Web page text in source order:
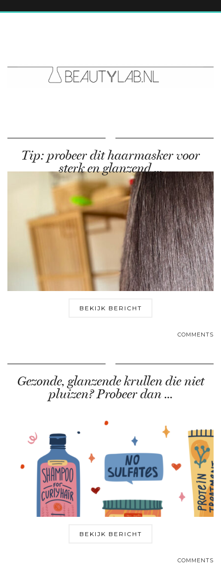
Tip: probeer dit haarmasker voor
sterk en glanzend …
BEKIJK BERICHT
COMMENTS
Gezonde, glanzende krullen die niet
pluizen? Probeer dan …
BEKIJK BERICHT
COMMENTS